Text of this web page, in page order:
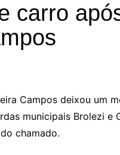
carro
Campos deixou um
municipais Brolezi e
chamado.